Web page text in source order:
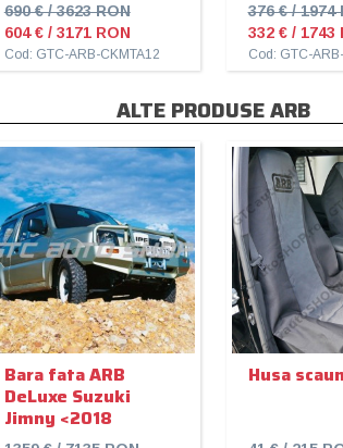
690 € / 3623 RON
604 € / 3171 RON
Cod: GTC-ARB-CKMTA12
376 € / 1974
332 € / 1743
Cod: GTC-
ALTE PRODUSE ARB
Bara fata ARB
DeLuxe Suzuki
Jimny <2018
Husa